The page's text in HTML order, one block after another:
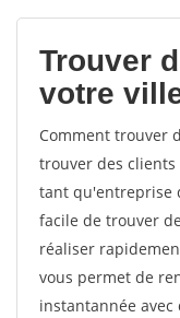
Trouver
votre
Comment trouver
trouver des clients
tant qu'entreprise
facile de trouver
réaliser
vous permet de
instantannée